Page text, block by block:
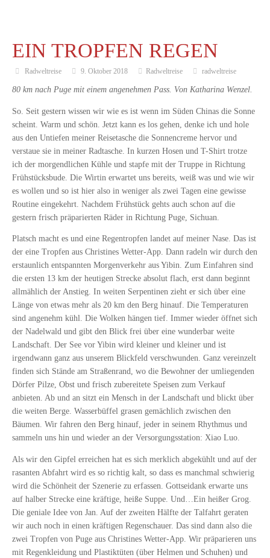
EIN TROPFEN REGEN
Radweltreise 9. Oktober 2018 Radweltreise radweltreise
80 km nach Puge mit einem angenehmen Pass. Von Katharina Wenzel.
So. Seit gestern wissen wir wie es ist wenn im Süden Chinas die Sonne
scheint. Warm und schön. Jetzt kann es los gehen, denke ich und hole
aus den Untiefen meiner Reisetasche die Sonnencreme hervor und
verstaue sie in meiner Radtasche. In kurzen Hosen und T-Shirt trotze
ich der morgendlichen Kühle und stapfe mit der Truppe in Richtung
Frühstücksbude. Die Wirtin erwartet uns bereits, weiß was und wie wir
es wollen und so ist hier also in weniger als zwei Tagen eine gewisse
Routine eingekehrt. Nachdem Frühstück gehts auch schon auf die
gestern frisch präparierten Räder in Richtung Puge, Sichuan.
Platsch macht es und eine Regentropfen landet auf meiner Nase. Das ist
der eine Tropfen aus Christines Wetter-App. Dann radeln wir durch den
erstaunlich entspannten Morgenverkehr aus Yibin. Zum Einfahren sind
die ersten 13 km der heutigen Strecke absolut flach, erst dann beginnt
allmählich der Anstieg. In weiten Serpentinen zieht er sich über eine
Länge von etwas mehr als 20 km den Berg hinauf. Die Temperaturen
sind angenehm kühl. Die Wolken hängen tief. Immer wieder öffnet sich
der Nadelwald und gibt den Blick frei über eine wunderbar weite
Landschaft. Der See vor Yibin wird kleiner und kleiner und ist
irgendwann ganz aus unserem Blickfeld verschwunden. Ganz vereinzelt
finden sich Stände am Straßenrand, wo die Bewohner der umliegenden
Dörfer Pilze, Obst und frisch zubereitete Speisen zum Verkauf
anbieten. Ab und an sitzt ein Mensch in der Landschaft und blickt über
die weiten Berge. Wasserbüffel grasen gemächlich zwischen den
Bäumen. Wir fahren den Berg hinauf, jeder in seinem Rhythmus und
sammeln uns hin und wieder an der Versorgungsstation: Xiao Luo.
Als wir den Gipfel erreichen hat es sich merklich abgekühlt und auf der
rasanten Abfahrt wird es so richtig kalt, so dass es manchmal schwierig
wird die Schönheit der Szenerie zu erfassen. Gottseidank erwarte uns
auf halber Strecke eine kräftige, heiße Suppe. Und…Ein heißer Grog.
Die geniale Idee von Jan. Auf der zweiten Hälfte der Talfahrt geraten
wir auch noch in einen kräftigen Regenschauer. Das sind dann also die
zwei Tropfen von Puge aus Christines Wetter-App. Wir präparieren uns
mit Regenkleidung und Plastiktüten (über Helmen und Schuhen) und